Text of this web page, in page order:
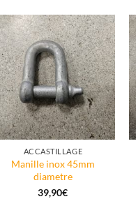
ACCASTILLAGE
Manille inox 45mm
diametre
39,90€